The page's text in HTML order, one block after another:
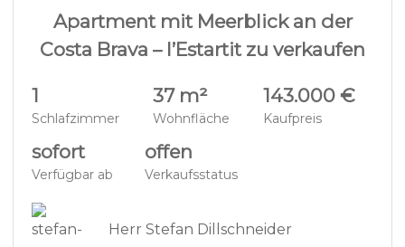
Apartment mit Meerblick an der
Costa Brava – l’Estartit zu verkaufen
1
Schlafzimmer
37 m²
Wohnfläche
143.000 €
Kaufpreis
sofort
Verfügbar ab
offen
Verkaufsstatus
Herr Stefan Dillschneider